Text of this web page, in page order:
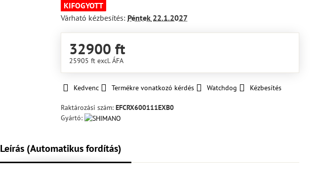
KIFOGYOTT
Várható kézbesítés: Péntek 22.1.2027
32900 ft
25905 ftexcl. ÁFA
Kedvenc Termékre vonatkozó kérdés Watchdog Kézbesítés
Raktározási szám:EFCRX600111EXB0
Gyártó:
Leírás (Automatikus fordítás)